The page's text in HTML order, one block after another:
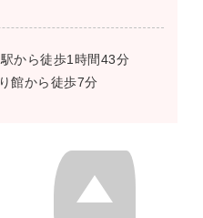
から徒歩1時間43分
館から徒歩7分